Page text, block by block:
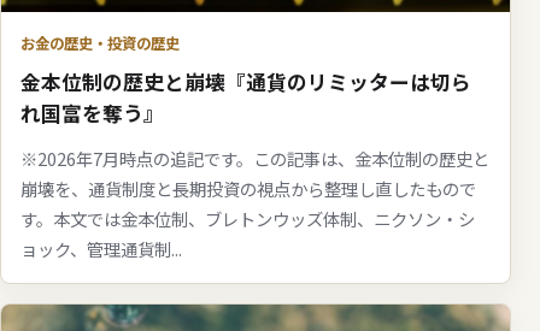
お金の歴史・投資の歴史
金本位制の歴史と崩壊『通貨のリミッターは切ら
れ国富を奪う』
※2026年7月時点の追記です。この記事は、金本位制の歴史と
崩壊を、通貨制度と長期投資の視点から整理し直したもので
す。本文では金本位制、ブレトンウッズ体制、ニクソン・シ
ョック、管理通貨制...